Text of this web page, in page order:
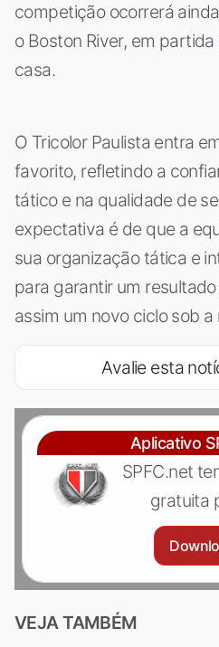
competição ocorrerá
o Boston River, em
casa.
O Tricolor Paulista entra
favorito, refletindo a
tático e na qualidade de
expectativa é de que a
sua organização tática e
para garantir um
assim um novo ciclo sob
Avalie esta
Aplicativo
SPFC.net
gratuita
VEJA TAMBÉM